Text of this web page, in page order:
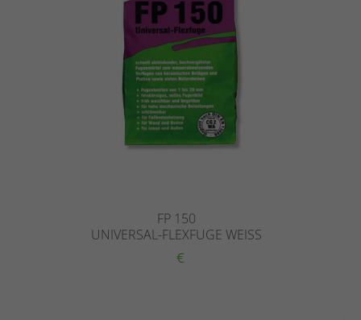
FP 150
UNIVERSAL-FLEXFUGE WEISS
€